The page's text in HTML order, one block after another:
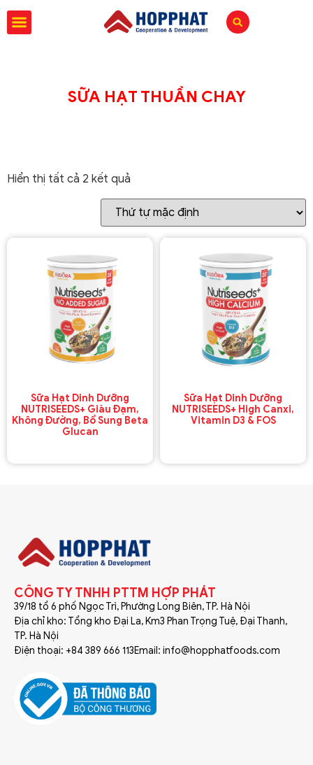
SỮA HẠT THUẦN CHAY
Hiển thị tất cả 2 kết quả
Sữa Hạt Dinh Dưỡng
NUTRISEEDS+ Giàu Đạm,
Không Đường, Bổ Sung Beta
Glucan
Sữa Hạt Dinh Dưỡng
NUTRISEEDS+ High Canxi,
Vitamin D3 & FOS
CÔNG TY TNHH PTTM HỢP PHÁT
39/18 tổ 6 phố Ngọc Trì, Phường Long Biên, TP. Hà Nội
Địa chỉ kho: Tổng kho Đại La, Km3 Phan Trọng Tuệ, Đại Thanh,
TP. Hà Nội
Điện thoại: +84 389 666 113Email: info@hopphatfoods.com